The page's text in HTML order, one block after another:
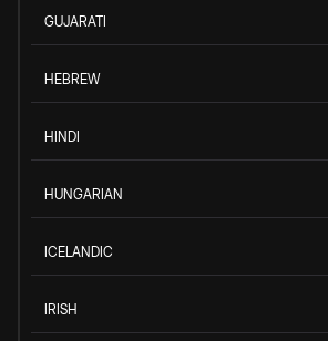
GUJARATI
HEBREW
HINDI
HUNGARIAN
ICELANDIC
IRISH